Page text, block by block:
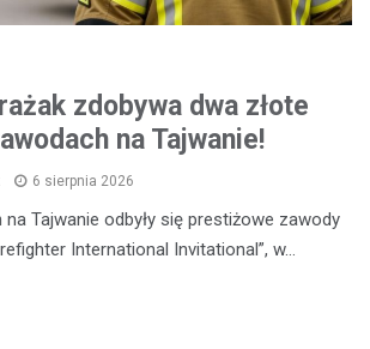
zdobywa dwa złote
na Tajwanie!
6 sierpnia 2026
Tajwanie odbyły się prestiżowe zawody
International Invitational”, w…